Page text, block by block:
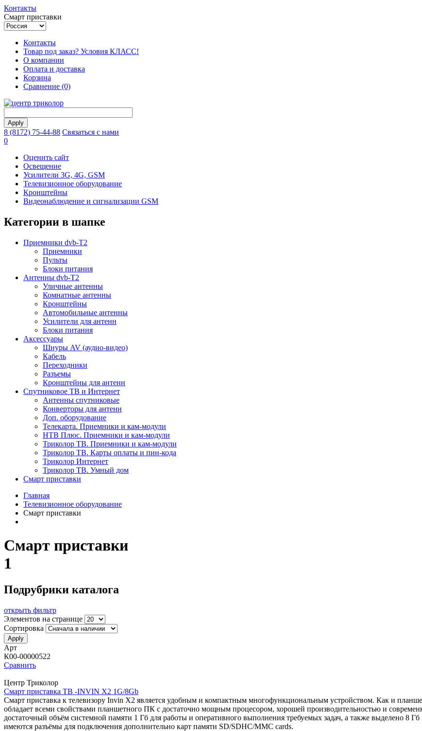
Контакты
Смарт приставки
Контакты
Товар под заказ? Условия КЛАСС!
О компании
Оплата и доставка
Корзина
Сравнение (0)
8 (8172) 75-44-88 Связаться с нами
0
Оценить сайт
Освещение
Усилители 3G, 4G, GSM
Телевизионное оборудование
Кронштейны
Видеонаблюдение и сигнализации GSM
Категории в шапке
Приемники dvb-T2
Приемники
Пульты
Блоки питания
Антенны dvb-T2
Уличные антенны
Комнатные антенны
Кронштейны
Автомобильные антенны
Усилители для антенн
Блоки питания
Аксессуары
Шнуры AV (аудио-видео)
Кабель
Переходники
Разъемы
Кронштейны для антенн
Спутниковое ТВ и Интернет
Антенны спутниковые
Конверторы для антенн
Доп. оборудование
Телекарта. Приемники и кам-модули
НТВ Плюс. Приемники и кам-модули
Триколор ТВ. Приемники и кам-модули
Триколор ТВ. Карты оплаты и пин-кода
Триколор Интернет
Триколор ТВ. Умный дом
Смарт приставки
Главная
Телевизионное оборудование
Смарт приставки
Смарт приставки
1
Подрубрики каталога
открыть фильтр
Элементов на странице
Сортировка
Арт
К00-00000522
Сравнить
Центр Триколор
Смарт приставка ТВ -INVIN X2 1G/8Gb
Смарт приставка к телевизору Invin X2 является удобным и компактным многофункциональным устройством. Как и
обладает всеми свойствами планшетного ПК c достаточно мощным процесором, хорошей производительностью и
достаточный объём системной памяти 1 Гб для работы и оперативного выполнения требуемых задач, а также выделено 8
имеются разъёмы для подключения дополнительно карт памяти SD/SDHC/MMC cards.